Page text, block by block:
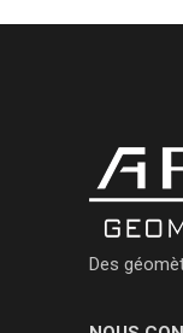
Des